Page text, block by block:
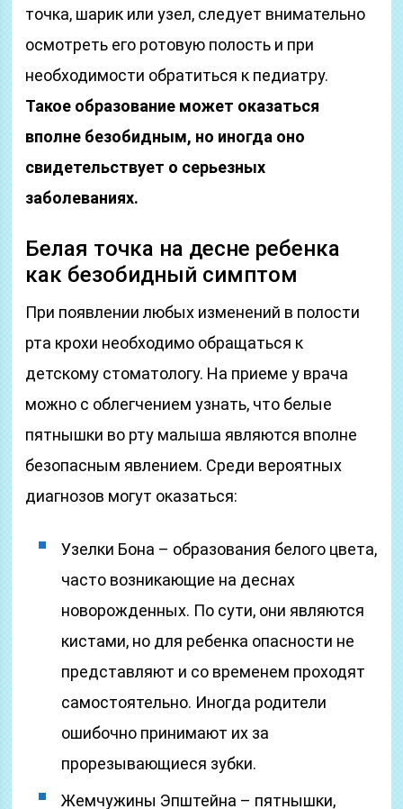
точка, шарик или узел, следует внимательно
осмотреть его ротовую полость и при
необходимости обратиться к педиатру.
Такое образование может оказаться
вполне безобидным, но иногда оно
свидетельствует о серьезных
заболеваниях.
Белая точка на десне ребенка
как безобидный симптом
При появлении любых изменений в полости
рта крохи необходимо обращаться к
детскому стоматологу. На приеме у врача
можно с облегчением узнать, что белые
пятнышки во рту малыша являются вполне
безопасным явлением. Среди вероятных
диагнозов могут оказаться:
Узелки Бона – образования белого цвета,
часто возникающие на деснах
новорожденных. По сути, они являются
кистами, но для ребенка опасности не
представляют и со временем проходят
самостоятельно. Иногда родители
ошибочно принимают их за
прорезывающиеся зубки.
Жемчужины Эпштейна – пятнышки,